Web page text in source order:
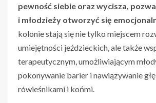
pewność siebie oraz wycisza,
i młodzieży otworzyć się
kolonie stają się nie tylko miejscem
umiejętności jeździeckich, ale także
terapeutycznym, umożliwiającym
pokonywanie barier i nawiązywanie
rówieśnikami i końmi.